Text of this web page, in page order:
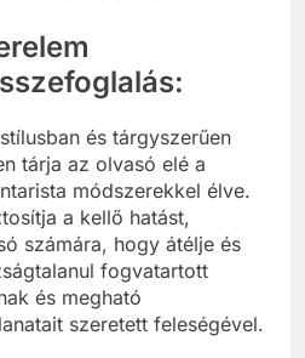
és tárgyszerűen
tárja az olvasó elé a
módszerekkel élve.
a kellő hatást,
számára, hogy átélje és
fogvatartott
és megható
szeretett feleségével.